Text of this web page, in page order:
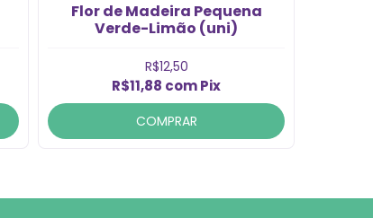
Flor de Madeira Pequena
Verde-Limão (uni)
R$12,50
R$11,88 comPix
COMPRAR